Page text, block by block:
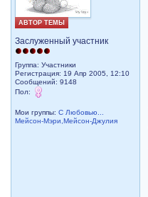
АВТОР ТЕМЫ
Заслуженный участник
Группа: Участники
Регистрация: 19 Апр 2005, 12:10
Сообщений: 9148
Пол:
Мои группы:С Любовью...
Мейсон-Мэри,Мейсон-Джулия